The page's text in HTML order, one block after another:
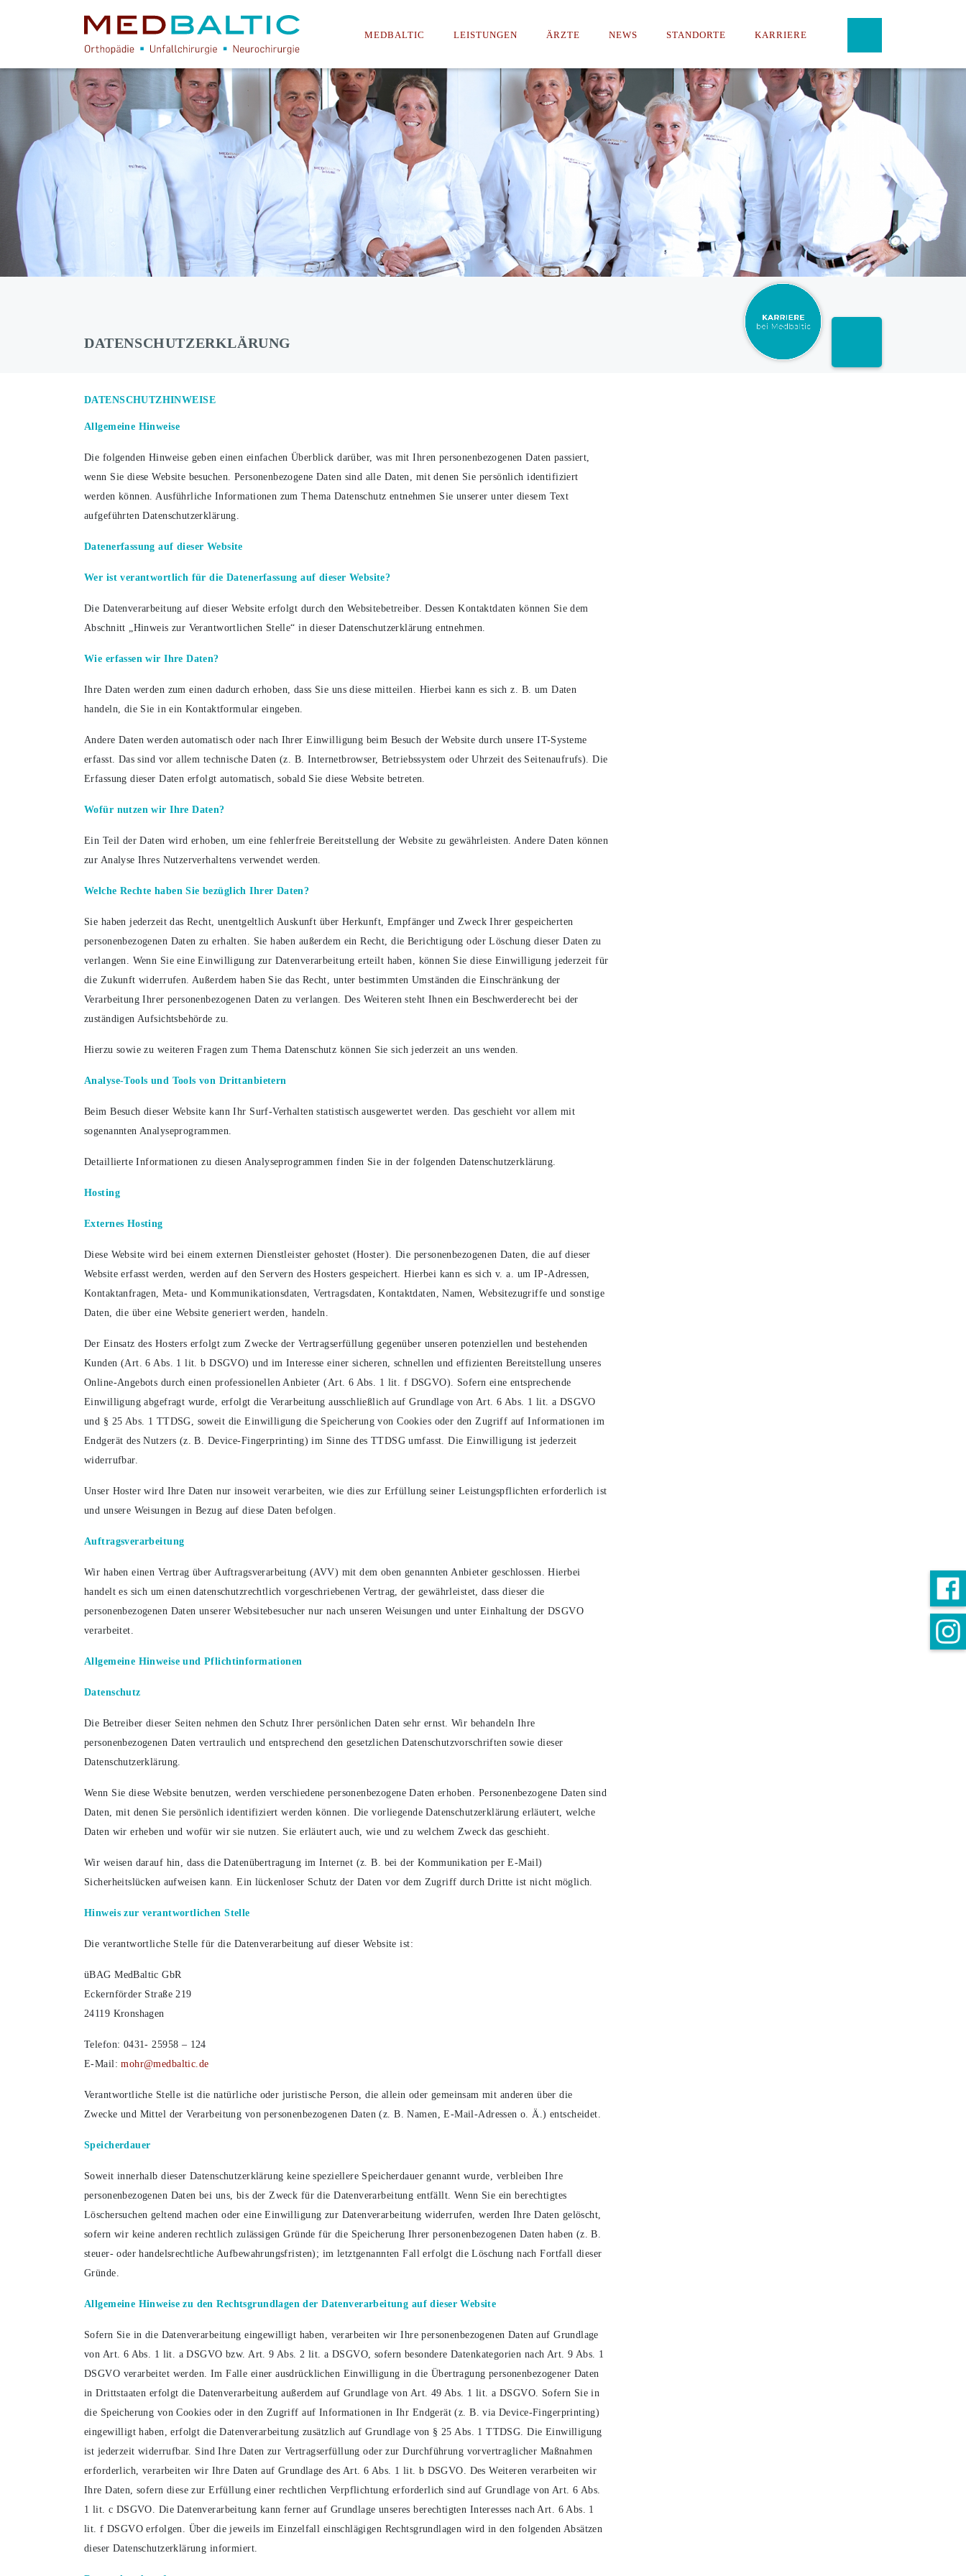
MEDBALTIC LEISTUNGEN ÄRZTE NEWS STANDORTE KARRIERE
DATENSCHUTZ­ERKLÄRUNG
DATENSCHUTZ­HINWEISE
Allgemeine Hinweise
Die folgenden Hinweise geben einen einfachen Überblick darüber, was mit Ihren personenbezogenen Daten passiert,
wenn Sie diese Website besuchen. Personenbezogene Daten sind alle Daten, mit denen Sie persönlich identifiziert
werden können. Ausführliche Informationen zum Thema Datenschutz entnehmen Sie unserer unter diesem Text
aufgeführten Datenschutzerklärung.
Datenerfassung auf dieser Website
Wer ist verantwortlich für die Datenerfassung auf dieser Website?
Die Datenverarbeitung auf dieser Website erfolgt durch den Websitebetreiber. Dessen Kontaktdaten können Sie dem
Abschnitt „Hinweis zur Verantwortlichen Stelle“ in dieser Datenschutzerklärung entnehmen.
Wie erfassen wir Ihre Daten?
Ihre Daten werden zum einen dadurch erhoben, dass Sie uns diese mitteilen. Hierbei kann es sich z. B. um Daten
handeln, die Sie in ein Kontaktformular eingeben.
Andere Daten werden automatisch oder nach Ihrer Einwilligung beim Besuch der Website durch unsere IT-Systeme
erfasst. Das sind vor allem technische Daten (z. B. Internetbrowser, Betriebssystem oder Uhrzeit des Seitenaufrufs). Die
Erfassung dieser Daten erfolgt automatisch, sobald Sie diese Website betreten.
Wofür nutzen wir Ihre Daten?
Ein Teil der Daten wird erhoben, um eine fehlerfreie Bereitstellung der Website zu gewährleisten. Andere Daten können
zur Analyse Ihres Nutzerverhaltens verwendet werden.
Welche Rechte haben Sie bezüglich Ihrer Daten?
Sie haben jederzeit das Recht, unentgeltlich Auskunft über Herkunft, Empfänger und Zweck Ihrer gespeicherten
personenbezogenen Daten zu erhalten. Sie haben außerdem ein Recht, die Berichtigung oder Löschung dieser Daten zu
verlangen. Wenn Sie eine Einwilligung zur Datenverarbeitung erteilt haben, können Sie diese Einwilligung jederzeit für
die Zukunft widerrufen. Außerdem haben Sie das Recht, unter bestimmten Umständen die Einschränkung der
Verarbeitung Ihrer personenbezogenen Daten zu verlangen. Des Weiteren steht Ihnen ein Beschwerderecht bei der
zuständigen Aufsichtsbehörde zu.
Hierzu sowie zu weiteren Fragen zum Thema Datenschutz können Sie sich jederzeit an uns wenden.
Analyse-Tools und Tools von Dritt­anbietern
Beim Besuch dieser Website kann Ihr Surf-Verhalten statistisch ausgewertet werden. Das geschieht vor allem mit
sogenannten Analyseprogrammen.
Detaillierte Informationen zu diesen Analyseprogrammen finden Sie in der folgenden Datenschutzerklärung.
Hosting
Externes Hosting
Diese Website wird bei einem externen Dienstleister gehostet (Hoster). Die personenbezogenen Daten, die auf dieser
Website erfasst werden, werden auf den Servern des Hosters gespeichert. Hierbei kann es sich v. a. um IP-Adressen,
Kontaktanfragen, Meta- und Kommunikationsdaten, Vertragsdaten, Kontaktdaten, Namen, Websitezugriffe und sonstige
Daten, die über eine Website generiert werden, handeln.
Der Einsatz des Hosters erfolgt zum Zwecke der Vertragserfüllung gegenüber unseren potenziellen und bestehenden
Kunden (Art. 6 Abs. 1 lit. b DSGVO) und im Interesse einer sicheren, schnellen und effizienten Bereitstellung unseres
Online-Angebots durch einen professionellen Anbieter (Art. 6 Abs. 1 lit. f DSGVO). Sofern eine entsprechende
Einwilligung abgefragt wurde, erfolgt die Verarbeitung ausschließlich auf Grundlage von Art. 6 Abs. 1 lit. a DSGVO
und § 25 Abs. 1 TTDSG, soweit die Einwilligung die Speicherung von Cookies oder den Zugriff auf Informationen im
Endgerät des Nutzers (z. B. Device-Fingerprinting) im Sinne des TTDSG umfasst. Die Einwilligung ist jederzeit
widerrufbar.
Unser Hoster wird Ihre Daten nur insoweit verarbeiten, wie dies zur Erfüllung seiner Leistungspflichten erforderlich ist
und unsere Weisungen in Bezug auf diese Daten befolgen.
Auftragsverarbeitung
Wir haben einen Vertrag über Auftragsverarbeitung (AVV) mit dem oben genannten Anbieter geschlossen. Hierbei
handelt es sich um einen datenschutzrechtlich vorgeschriebenen Vertrag, der gewährleistet, dass dieser die
personenbezogenen Daten unserer Websitebesucher nur nach unseren Weisungen und unter Einhaltung der DSGVO
verarbeitet.
Allgemeine Hinweise und Pflicht­informationen
Datenschutz
Die Betreiber dieser Seiten nehmen den Schutz Ihrer persönlichen Daten sehr ernst. Wir behandeln Ihre
personenbezogenen Daten vertraulich und entsprechend den gesetzlichen Datenschutzvorschriften sowie dieser
Datenschutzerklärung.
Wenn Sie diese Website benutzen, werden verschiedene personenbezogene Daten erhoben. Personenbezogene Daten sind
Daten, mit denen Sie persönlich identifiziert werden können. Die vorliegende Datenschutzerklärung erläutert, welche
Daten wir erheben und wofür wir sie nutzen. Sie erläutert auch, wie und zu welchem Zweck das geschieht.
Wir weisen darauf hin, dass die Datenübertragung im Internet (z. B. bei der Kommunikation per E-Mail)
Sicherheitslücken aufweisen kann. Ein lückenloser Schutz der Daten vor dem Zugriff durch Dritte ist nicht möglich.
Hinweis zur verantwortlichen Stelle
Die verantwortliche Stelle für die Datenverarbeitung auf dieser Website ist:
üBAG MedBaltic GbR
Eckernförder Straße 219
24119 Kronshagen
Telefon: 0431- 25958 – 124
E-Mail:mohr@medbaltic.de
Verantwortliche Stelle ist die natürliche oder juristische Person, die allein oder gemeinsam mit anderen über die
Zwecke und Mittel der Verarbeitung von personenbezogenen Daten (z. B. Namen, E-Mail-Adressen o. Ä.) entscheidet.
Speicherdauer
Soweit innerhalb dieser Datenschutzerklärung keine speziellere Speicherdauer genannt wurde, verbleiben Ihre
personenbezogenen Daten bei uns, bis der Zweck für die Datenverarbeitung entfällt. Wenn Sie ein berechtigtes
Löschersuchen geltend machen oder eine Einwilligung zur Datenverarbeitung widerrufen, werden Ihre Daten gelöscht,
sofern wir keine anderen rechtlich zulässigen Gründe für die Speicherung Ihrer personenbezogenen Daten haben (z. B.
steuer- oder handelsrechtliche Aufbewahrungsfristen); im letztgenannten Fall erfolgt die Löschung nach Fortfall dieser
Gründe.
Allgemeine Hinweise zu den Rechtsgrundlagen der Datenverarbeitung auf dieser Website
Sofern Sie in die Datenverarbeitung eingewilligt haben, verarbeiten wir Ihre personenbezogenen Daten auf Grundlage
von Art. 6 Abs. 1 lit. a DSGVO bzw. Art. 9 Abs. 2 lit. a DSGVO, sofern besondere Datenkategorien nach Art. 9 Abs. 1
DSGVO verarbeitet werden. Im Falle einer ausdrücklichen Einwilligung in die Übertragung personenbezogener Daten
in Drittstaaten erfolgt die Datenverarbeitung außerdem auf Grundlage von Art. 49 Abs. 1 lit. a DSGVO. Sofern Sie in
die Speicherung von Cookies oder in den Zugriff auf Informationen in Ihr Endgerät (z. B. via Device-Fingerprinting)
eingewilligt haben, erfolgt die Datenverarbeitung zusätzlich auf Grundlage von § 25 Abs. 1 TTDSG. Die Einwilligung
ist jederzeit widerrufbar. Sind Ihre Daten zur Vertragserfüllung oder zur Durchführung vorvertraglicher Maßnahmen
erforderlich, verarbeiten wir Ihre Daten auf Grundlage des Art. 6 Abs. 1 lit. b DSGVO. Des Weiteren verarbeiten wir
Ihre Daten, sofern diese zur Erfüllung einer rechtlichen Verpflichtung erforderlich sind auf Grundlage von Art. 6 Abs.
1 lit. c DSGVO. Die Datenverarbeitung kann ferner auf Grundlage unseres berechtigten Interesses nach Art. 6 Abs. 1
lit. f DSGVO erfolgen. Über die jeweils im Einzelfall einschlägigen Rechtsgrundlagen wird in den folgenden Absätzen
dieser Datenschutzerklärung informiert.